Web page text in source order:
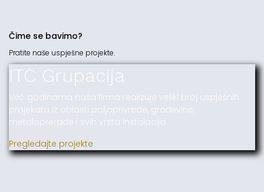
Čime se bavimo?
Pratite naše uspješne projekte.
ITC Grupacija
Već godinama naša firma realizuje veliki broj uspješnih
projekata iz oblasti poljoprivrede, građevine,
metaloprerade i svih vrsta instalacija.
Pregledajte projekte